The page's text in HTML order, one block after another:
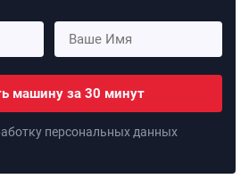
машину за 30 минут
персональных данных